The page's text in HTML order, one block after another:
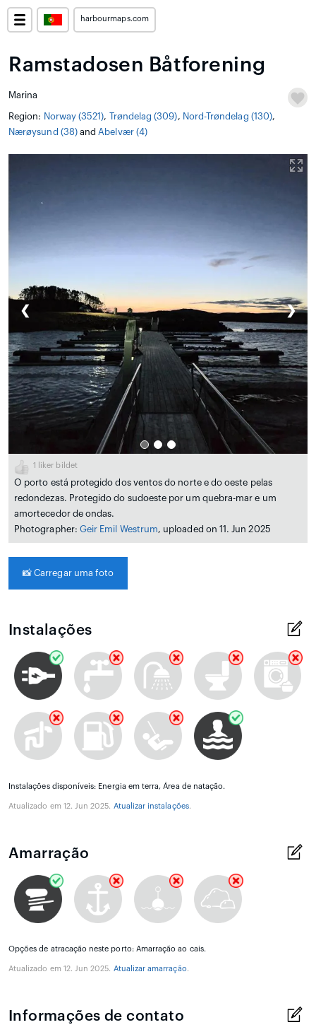
harbourmaps.com
Ramstadosen Båtforening
Marina
Region: Norway (3521), Trøndelag (309), Nord-Trøndelag (130),
Nærøysund (38)and Abelvær (4)
❮ ❯
1 liker bildet
O porto está protegido dos ventos do norte e do oeste pelas
redondezas. Protegido do sudoeste por um quebra-mar e um
amortecedor de ondas.
Photographer: Geir Emil Westrum, uploaded on 11. Jun 2025
📸 Carregar uma foto
Instalações
Instalações disponíveis: Energia em terra, Área de natação.
Atualizado em 12. Jun 2025. Atualizar instalações.
Amarração
Opções de atracação neste porto: Amarração ao cais.
Atualizado em 12. Jun 2025. Atualizar amarração.
Informações de contato